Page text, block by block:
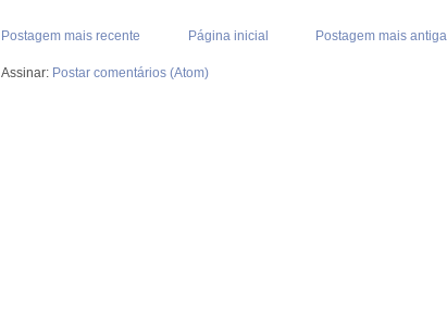
Postagem mais recente Postagem mais antiga
Página inicial
Assinar: Postar comentários (Atom)